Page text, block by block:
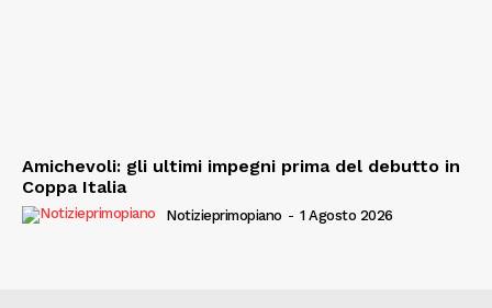
Amichevoli: gli ultimi impegni prima del debutto in
Coppa Italia
Notizieprimopiano - 1 Agosto 2026